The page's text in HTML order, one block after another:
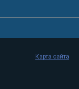
Карта сайта